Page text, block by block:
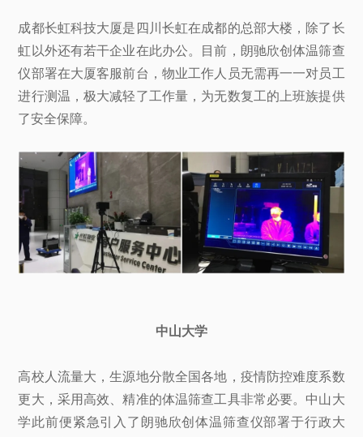
成都长虹科技大厦是四川长虹在成都的总部大楼，除了长
虹以外还有若干企业在此办公。目前，朗驰欣创体温筛查
仪部署在大厦客服前台，物业工作人员无需再一一对员工
进行测温，极大减轻了工作量，为无数复工的上班族提供
了安全保障。
中山大学
高校人流量大，生源地分散全国各地，疫情防控难度系数
更大，采用高效、精准的体温筛查工具非常必要。中山大
学此前便紧急引入了朗驰欣创体温筛查仪部署于行政大